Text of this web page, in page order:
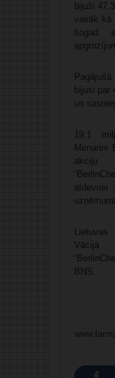
bijuši
vairāk kā
šogad
bijusi par
un
19,1
Menarini
atdevusi
Vācijā
BNS.